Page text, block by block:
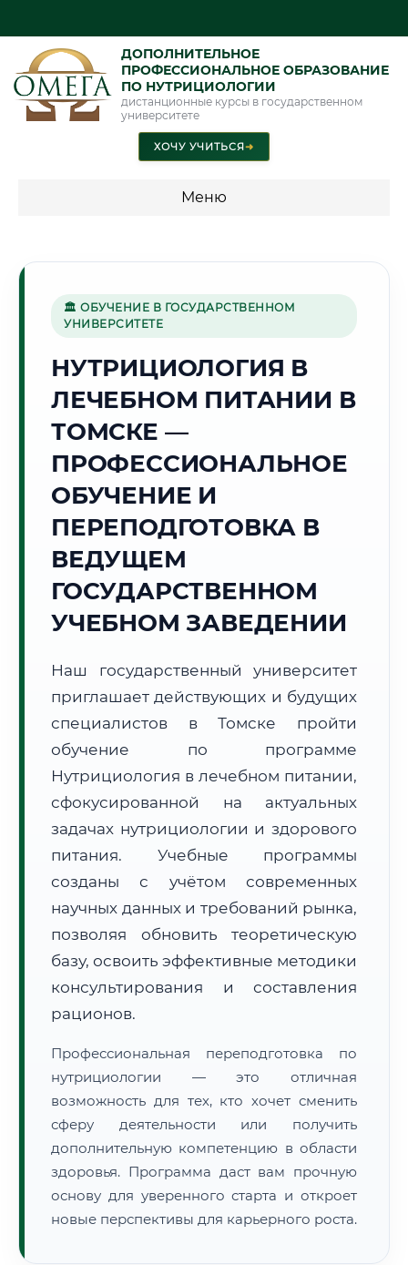
ДОПОЛНИТЕЛЬНОЕ
ПРОФЕССИОНАЛЬНОЕ ОБРАЗОВАНИЕ
ПО НУТРИЦИОЛОГИИ
дистанционные курсы в государственном
университете
ХОЧУ УЧИТЬСЯ➜
Меню
🎓
Г. ТОМСК
05:39:00
2026 г.
Погода в г. Томск:☁️ +14°C Пасмурно
🌅 Восход: 05:37
📍 Региональная справка
Почтовые индексы:
634000–634999
Часовой пояс:
МСК+4 (UTC+7)
Формат учебы:
Дистанционно
🗺️ Зона обслуживания: г. Томск
• Маршрут транзита:~207 км
• Экспресс-доставка СДЭК / Почтой:1–2 рабочих дня
📜 Документы и аккредитация
🔍Нажмите на документ для увеличения и просмотра
🏛 ОБУЧЕНИЕ В ГОСУДАРСТВЕННОМ
УНИВЕРСИТЕТЕ
НУТРИЦИОЛОГИЯ В
ЛЕЧЕБНОМ ПИТАНИИ В
ТОМСКЕ —
ПРОФЕССИОНАЛЬНОЕ
ОБУЧЕНИЕ И
ПЕРЕПОДГОТОВКА В
ВЕДУЩЕМ
ГОСУДАРСТВЕННОМ
УЧЕБНОМ ЗАВЕДЕНИИ
Наш государственный университет
приглашает действующих и будущих
специалистов в Томске пройти
обучение по программе
Нутрициология в лечебном питании,
сфокусированной на актуальных
задачах нутрициологии и здорового
питания. Учебные программы
созданы с учётом современных
научных данных и требований рынка,
позволяя обновить теоретическую
базу, освоить эффективные методики
консультирования и составления
рационов.
Профессиональная переподготовка по
нутрициологии — это отличная
возможность для тех, кто хочет сменить
сферу деятельности или получить
дополнительную компетенцию в области
здоровья. Программа даст вам прочную
основу для уверенного старта и откроет
новые перспективы для карьерного роста.